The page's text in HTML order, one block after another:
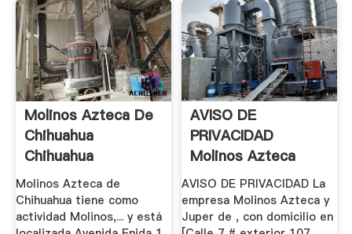
Molinos Azteca De
Chihuahua
Chihuahua
Molinos Azteca de
Chihuahua tiene como
actividad Molinos,... y está
AVISO DE
PRIVACIDAD
Molinos Azteca
AVISO DE PRIVACIDAD La
empresa Molinos Azteca y
Juper de , con domicilio en